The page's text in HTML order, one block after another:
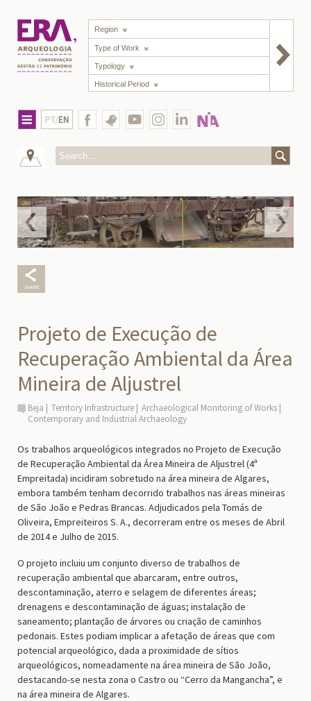
Region
Type of Work
Typology
Historical Period
PT/EN
Projeto de Execução de
Recuperação Ambiental da Área
Mineira de Aljustrel
Beja Territory Infrastructure
Archaeological Monitoring of Works
Contemporary and Industrial Archaeology
Os trabalhos arqueológicos integrados no Projeto de Execução
de Recuperação Ambiental da Área Mineira de Aljustrel (4ª
Empreitada) incidiram sobretudo na área mineira de Algares,
embora também tenham decorrido trabalhos nas áreas mineiras
de São João e Pedras Brancas. Adjudicados pela Tomás de
Oliveira, Empreiteiros S. A., decorreram entre os meses de Abril
de 2014 e Julho de 2015.
O projeto incluiu um conjunto diverso de trabalhos de
recuperação ambiental que abarcaram, entre outros,
descontaminação, aterro e selagem de diferentes áreas;
drenagens e descontaminação de águas; instalação de
saneamento; plantação de árvores ou criação de caminhos
pedonais. Estes podiam implicar a afetação de áreas que com
potencial arqueológico, dada a proximidade de sítios
arqueológicos, nomeadamente na área mineira de São João,
destacando-se nesta zona o Castro ou “Cerro da Mangancha”, e
na área mineira de Algares.